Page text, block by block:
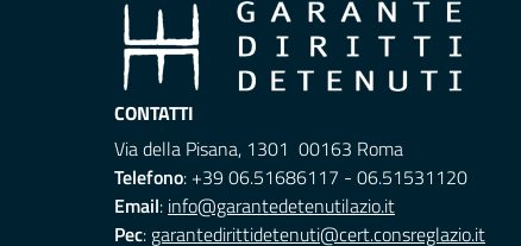
CONTATTI
Via della Pisana, 1301 00163 Roma
Telefono: +39 06.51686117 - 06.51531120
Email: info@garantedetenutilazio.it
Pec: garantedirittidetenuti@cert.consreglazio.it